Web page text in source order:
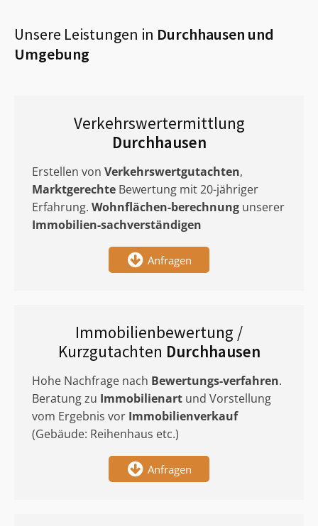
Unsere Leistungen in Durchhausen und
Umgebung
Verkehrswertermittlung
Durchhausen
Erstellen von Verkehrswertgutachten,
Marktgerechte Bewertung mit 20-jähriger
Erfahrung. Wohnflächen-berechnung unserer
Immobilien-sachverständigen
Anfragen
Immobilienbewertung /
Kurzgutachten Durchhausen
Hohe Nachfrage nach Bewertungs-verfahren.
Beratung zu Immobilienart und Vorstellung
vom Ergebnis vor Immobilienverkauf
(Gebäude: Reihenhaus etc.)
Anfragen